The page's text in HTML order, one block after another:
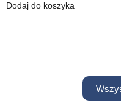
Dodaj do koszyka